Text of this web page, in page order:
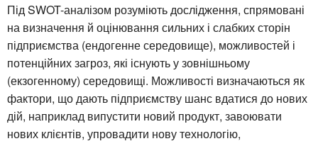
Під SWOT-аналізом розуміють дослідження, спрямовані
на визначення й оцінювання сильних і слабких сторін
підприємства (ендогенне середовище), можливостей і
потенційних загроз, які існують у зовнішньому
(екзогенному) середовищі. Можливості визначаються як
фактори, що дають підприємству шанс вдатися до нових
дій, наприклад випустити новий продукт, завоювати
нових клієнтів, упровадити нову технологію,